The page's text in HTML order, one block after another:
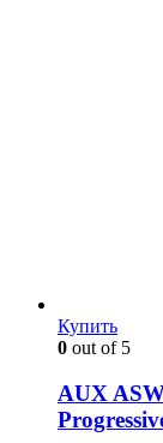
Купить
0 out of 5
AUX